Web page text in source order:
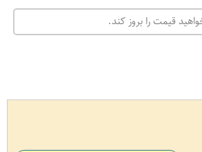
قیمت را بروز کند.